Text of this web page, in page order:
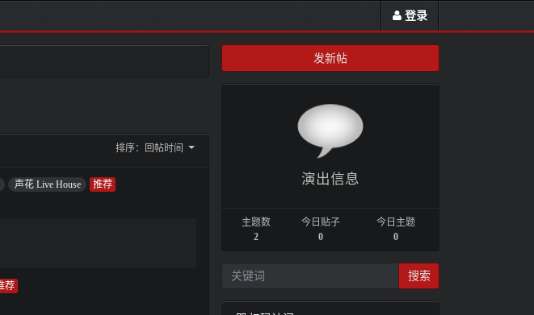
登录
排序： 回帖时间
声花 Live House
发新帖
演出信息
主题数
2
今日贴子
0
今日主题
0
搜索